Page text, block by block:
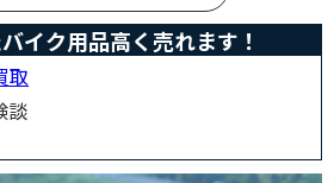
イク用品高く売れます！
取
談